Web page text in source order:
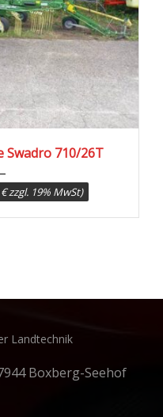
Swadro 710/26T
zzgl. 19% MwSt)
Landtechnik
Boxberg-Seehof